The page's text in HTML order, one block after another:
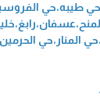
طيبه،حي
المنار،حي